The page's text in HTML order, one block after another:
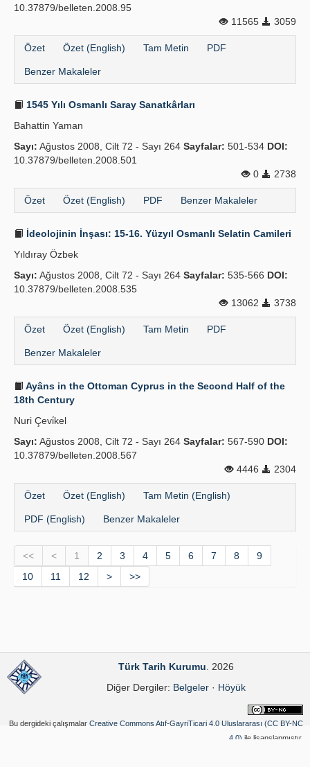
10.37879/belleten.2008.95
11565
3059
Özet Özet (English) Tam Metin PDF
Benzer Makaleler
1545 Yılı Osmanlı Saray Sanatkârları
Bahattin Yaman
Sayı: Ağustos 2008, Cilt 72 - Sayı 264 Sayfalar: 501-534 DOI:
10.37879/belleten.2008.501
0
2738
Özet Özet (English) PDF Benzer Makaleler
İdeolojinin İnşası: 15-16. Yüzyıl Osmanlı Selatin Camileri
Yıldıray Özbek
Sayı: Ağustos 2008, Cilt 72 - Sayı 264 Sayfalar: 535-566 DOI:
10.37879/belleten.2008.535
13062
3738
Özet Özet (English) Tam Metin PDF
Benzer Makaleler
Ayâns in the Ottoman Cyprus in the Second Half of the
18th Century
Nuri Çevi̇kel
Sayı: Ağustos 2008, Cilt 72 - Sayı 264 Sayfalar: 567-590 DOI:
10.37879/belleten.2008.567
4446
2304
Özet Özet (English) Tam Metin (English)
PDF (English) Benzer Makaleler
<< < 1 2 3 4 5 6 7 8
9
10
11 12 > >>
Türk Tarih Kurumu . 2026
Diğer Dergiler: Belgeler· Höyük
Bu dergideki çalışmalar Creative Commons Atıf-GayriTicari 4.0 Uluslararası (CC BY-NC
4.0) ile lisanslanmıştır.